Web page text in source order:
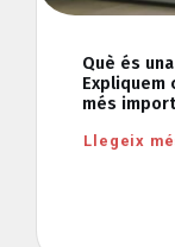
Què és
Expliquem
més
Llegeix